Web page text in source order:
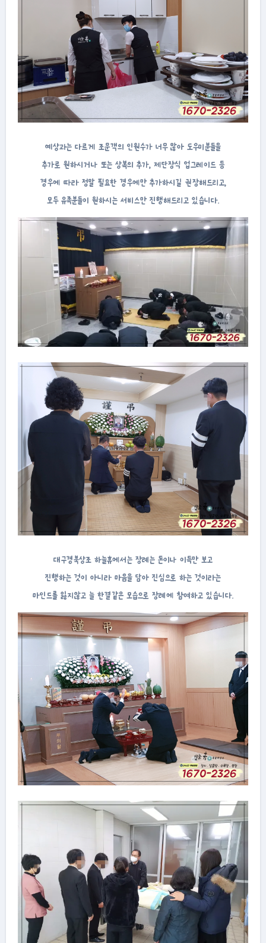
예상과는 다르게 조문객의 인원수가 너무 많아 도우미분들을
추가로 원하시거나 또는 상복의 추가, 제단장식 업그레이드 등
경우에 따라 정말 필요한 경우에만 추가하시길 권장해드리고,
모두 유족분들이 원하시는 서비스만 진행해드리고 있습니다.
대구경북상조 하늘휴에서는 장례는 돈이나 이득만 보고
진행하는 것이 아니라 마음을 담아 진심으로 하는 것이라는
마인드를 잃지않고 늘 한결같은 모습으로 장례에 참여하고 있습니다.